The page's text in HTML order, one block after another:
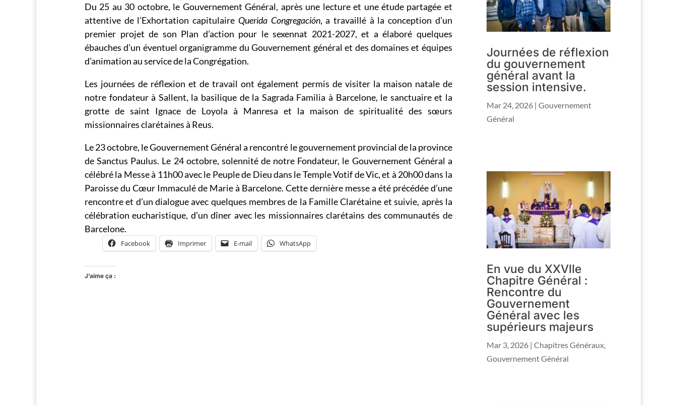
Du 25 au 30 octobre, le Gouvernement Général, après une lecture et une étude partagée et
attentive de l’Exhortation capitulaire Querida Congregación, a travaillé à la conception d’un
premier projet de son Plan d’action pour le sexennat 2021-2027, et a élaboré quelques
ébauches d’un éventuel organigramme du Gouvernement général et des domaines et équipes
d’animation au service de la Congrégation.
Les journées de réflexion et de travail ont également permis de visiter la maison natale de
notre fondateur à Sallent, la basilique de la Sagrada Familia à Barcelone, le sanctuaire et la
grotte de saint Ignace de Loyola à Manresa et la maison de spiritualité des sœurs
missionnaires clarétaines à Reus.
Le 23 octobre, le Gouvernement Général a rencontré le gouvernement provincial de la province
de Sanctus Paulus. Le 24 octobre, solennité de notre Fondateur, le Gouvernement Général a
célébré la Messe à 11h00 avec le Peuple de Dieu dans le Temple Votif de Vic, et à 20h00 dans la
Paroisse du Cœur Immaculé de Marie à Barcelone. Cette dernière messe a été précédée d’une
rencontre et d’un dialogue avec quelques membres de la Famille Clarétaine et suivie, après la
célébration eucharistique, d’un dîner avec les missionnaires clarétains des communautés de
Barcelone.
Facebook Imprimer E-mail WhatsApp
J’aime ça :
Journées de réflexion
du gouvernement
général avant la
session intensive.
Mar 24, 2026 |Gouvernement
Général
En vue du XXVIIe
Chapitre Général :
Rencontre du
Gouvernement
Général avec les
supérieurs majeurs
Mar 3, 2026 |Chapitres Généraux,
Gouvernement Général